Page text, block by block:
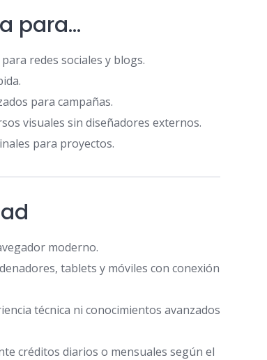
para…
redes sociales y blogs.
para campañas.
visuales sin diseñadores externos.
para proyectos.
moderno.
tablets y móviles con conexión
técnica ni conocimientos avanzados
créditos diarios o mensuales según el